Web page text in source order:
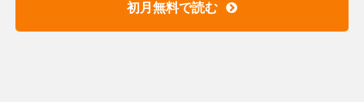
初月無料で読む